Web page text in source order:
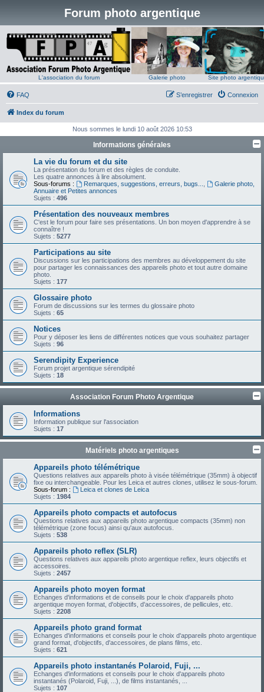
Forum photo argentique
L'association du forum Galerie photo Site photo
FAQ Connexion
S’enregistrer
Index du forum
Nous sommes le lundi 10 août 2026 10:53
Informations générales
La vie du forum et du site
La présentation du forum et des règles de conduite.
Les quatre annonces à lire absolument.
Sous-forums :
Remarques, suggestions, erreurs, bugs...
Galerie photo,
Annuaire et Petites annonces
Sujets : 496
Présentation des nouveaux membres
C'est le forum pour faire ses présentations. Un bon moyen d'apprendre à se
connaître !
Sujets : 5277
Participations au site
Discussions sur les participations des membres au développement du site
pour partager les connaissances des appareils photo et tout autre domaine
photo.
Sujets : 177
Glossaire photo
Forum de discussions sur les termes du glossaire photo
Sujets : 65
Notices
Pour y déposer les liens de différentes notices que vous souhaitez partager
Sujets : 96
Serendipity Experience
Forum projet argentique sérendipité
Sujets : 18
Association Forum Photo Argentique
Informations
Information publique sur l'association
Sujets : 17
Matériels photo argentiques
Appareils photo télémétrique
Questions relatives aux appareils photo à visée télémétrique (35mm) à objectif
fixe ou interchangeable. Pour les Leica et autres clones, utilisez le sous-forum.
Sous-forum :
Leica et clones de Leica
Sujets : 1984
Appareils photo compacts et autofocus
Questions relatives aux appareils photo argentique compacts (35mm) non
télémétrique (zone focus) ainsi qu'aux autofocus.
Sujets : 538
Appareils photo reflex (SLR)
Questions relatives aux appareils photo argentique reflex, leurs objectifs et
accessoires.
Sujets : 2457
Appareils photo moyen format
Echanges d'informations et de conseils pour le choix d'appareils photo
argentique moyen format, d'objectifs, d'accessoires, de pellicules, etc.
Sujets : 2208
Appareils photo grand format
Echanges d'informations et conseils pour le choix d'appareils photo argentique
grand format, d'objectifs, d'accessoires, de plans films, etc.
Sujets : 621
Appareils photo instantanés Polaroid, Fuji, ...
Echanges d'informations et conseils pour le choix d'appareils photo
instantanés (Polaroid, Fuji, ...), de films instantanés, ...
Sujets : 107